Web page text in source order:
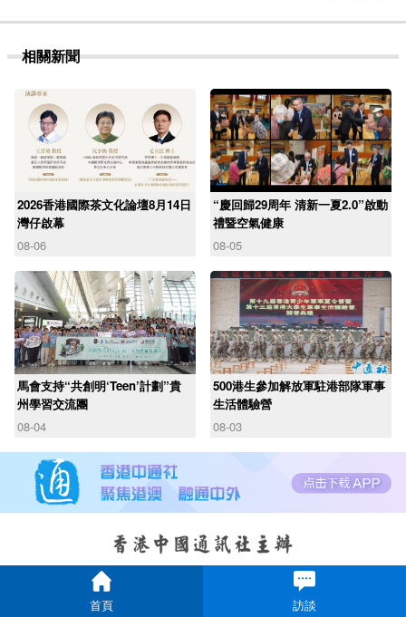
相關新聞
2026香港國際茶文化論壇8月14日
灣仔啟幕
08-06
“慶回歸29周年 清新一夏2.0”啟動
禮暨空氣健康
08-05
馬會支持“共創明‘Teen’計劃”貴
州學習交流團
08-04
500港生參加解放軍駐港部隊軍事
生活體驗營
08-03
首頁 訪談